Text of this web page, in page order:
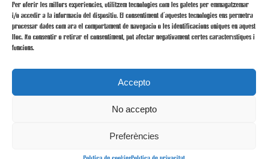
Per oferir les millors experiències, utilitzem tecnologies com les galetes per emmagatzemar
i/o accedir a la informació del dispositiu. El consentiment d'aquestes tecnologies ens permetrà
processar dades com ara el comportament de navegació o les identificacions úniques en aquest
lloc. No consentir o retirar el consentiment, pot afectar negativament certes característiques i
funcions.
Accepto
No accepto
Preferències
AMB LA COL·LABORACIÓ